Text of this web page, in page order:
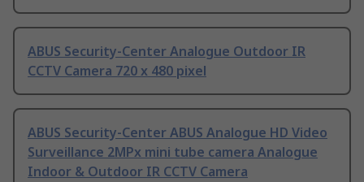
ABUS Security-Center Analogue Outdoor IR
CCTV Camera 720 x 480 pixel
ABUS Security-Center ABUS Analogue HD Video
Surveillance 2MPx mini tube camera Analogue
Indoor & Outdoor IR CCTV Camera